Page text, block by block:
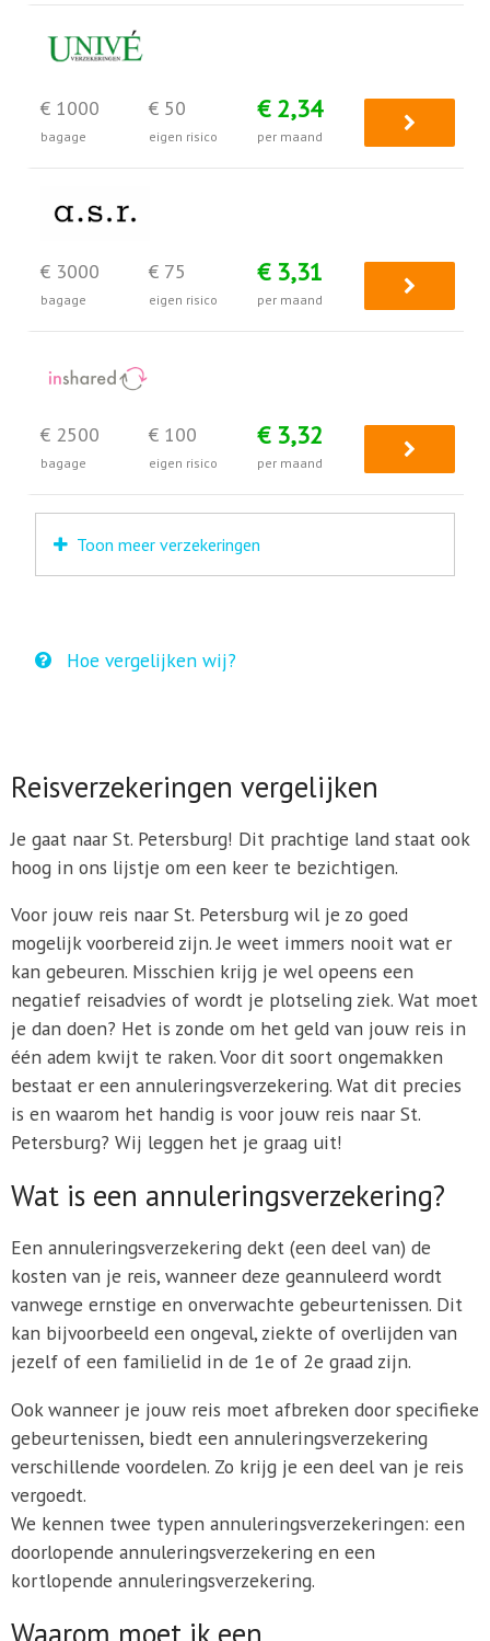
€ 1000
bagage
€ 50
eigen risico
€ 2,34
per maand
€ 3000
bagage
€ 75
eigen risico
€ 3,31
per maand
€ 2500
bagage
€ 100
eigen risico
€ 3,32
per maand
Toon meer verzekeringen
Hoe vergelijken wij?
Reisverzekeringen vergelijken
Je gaat naar St. Petersburg! Dit prachtige land staat ook
hoog in ons lijstje om een keer te bezichtigen.
Voor jouw reis naar St. Petersburg wil je zo goed
mogelijk voorbereid zijn. Je weet immers nooit wat er
kan gebeuren. Misschien krijg je wel opeens een
negatief reisadvies of wordt je plotseling ziek. Wat moet
je dan doen? Het is zonde om het geld van jouw reis in
één adem kwijt te raken. Voor dit soort ongemakken
bestaat er een annuleringsverzekering. Wat dit precies
is en waarom het handig is voor jouw reis naar St.
Petersburg? Wij leggen het je graag uit!
Wat is een annuleringsverzekering?
Een annuleringsverzekering dekt (een deel van) de
kosten van je reis, wanneer deze geannuleerd wordt
vanwege ernstige en onverwachte gebeurtenissen. Dit
kan bijvoorbeeld een ongeval, ziekte of overlijden van
jezelf of een familielid in de 1e of 2e graad zijn.
Ook wanneer je jouw reis moet afbreken door specifieke
gebeurtenissen, biedt een annuleringsverzekering
verschillende voordelen. Zo krijg je een deel van je reis
vergoedt.
We kennen twee typen annuleringsverzekeringen: een
doorlopende annuleringsverzekering en een
kortlopende annuleringsverzekering.
Waarom moet ik een